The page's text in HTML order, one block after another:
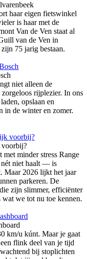
haar eigen fietswinkel
is haar met de
Van de Ven staat al
van de Ven in
75 jarig bestaan.
niet alleen de
rijplezier. In ons
opslaan en
in de winter en zomer.
voorbij?
minder stress Range
nét niet haalt — is
Maar 2026 lijkt het jaar
parkeren. De
zijn slimmer, efficiënter
wat we tot nu toe kennen.
km/u kúnt. Maar je gaat
flink deel van je tijd
bij stoplichten